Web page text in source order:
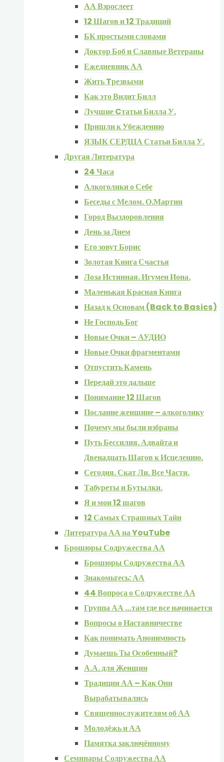
АА Взрослеет
12 Шагов и 12 Традиций
БК простыми словами
Доктор Боб и Славные Ветераны
Ежедневник АА
Жить Tрезвыми
Как это Видит Билл
Лучшие Cтатьи Билла У.
Пришли к Убеждению
ЯЗЫК СЕРДЦА Статьи Билла У.
Другая Литература
24 Часа
Алкоголики о Себе
Беседы с Мелом. О.Мартин
Город Выздоровления
День за Днем
Его зовут Борис
Золотая Книга Счастья
Лоза Истинная. Игумен Иона.
Маленькая Красная Книга
Назад к Основам (Back to Basics)
Не Господь Бог
Новые Очки – АУДИО
Новые Очки фрагментами
Отпустить Камень
Передай это дальше
Понимание 12 Шагов
Послание женщине – алкоголику
Почему мы были избраны
Путь Бессилия. Адвайта и
Двенадцать Шагов к Исцелению.
Сегодня. Скат Ли. Все Части.
Табуреты и Бутылки.
Я и мои 12 шагов
12 Самых Страшных Тайн
Литература АА на YouTube
Брошюры Содружества АА
Брошюры Содружества АА
Знакомьтесь: АА
44 Вопроса о Содружестве АА
Группа АА …там где все начинается
Вопросы о Наставничестве
Как понимать Анонимность
Думаешь Ты Особенный?
А.А. для Женщин
Традиции АА – Как Они
Вырабатывались
Священнослужителям об АА
Молодёжь и АА
Памятка заключённому
Семинары Содружества АА